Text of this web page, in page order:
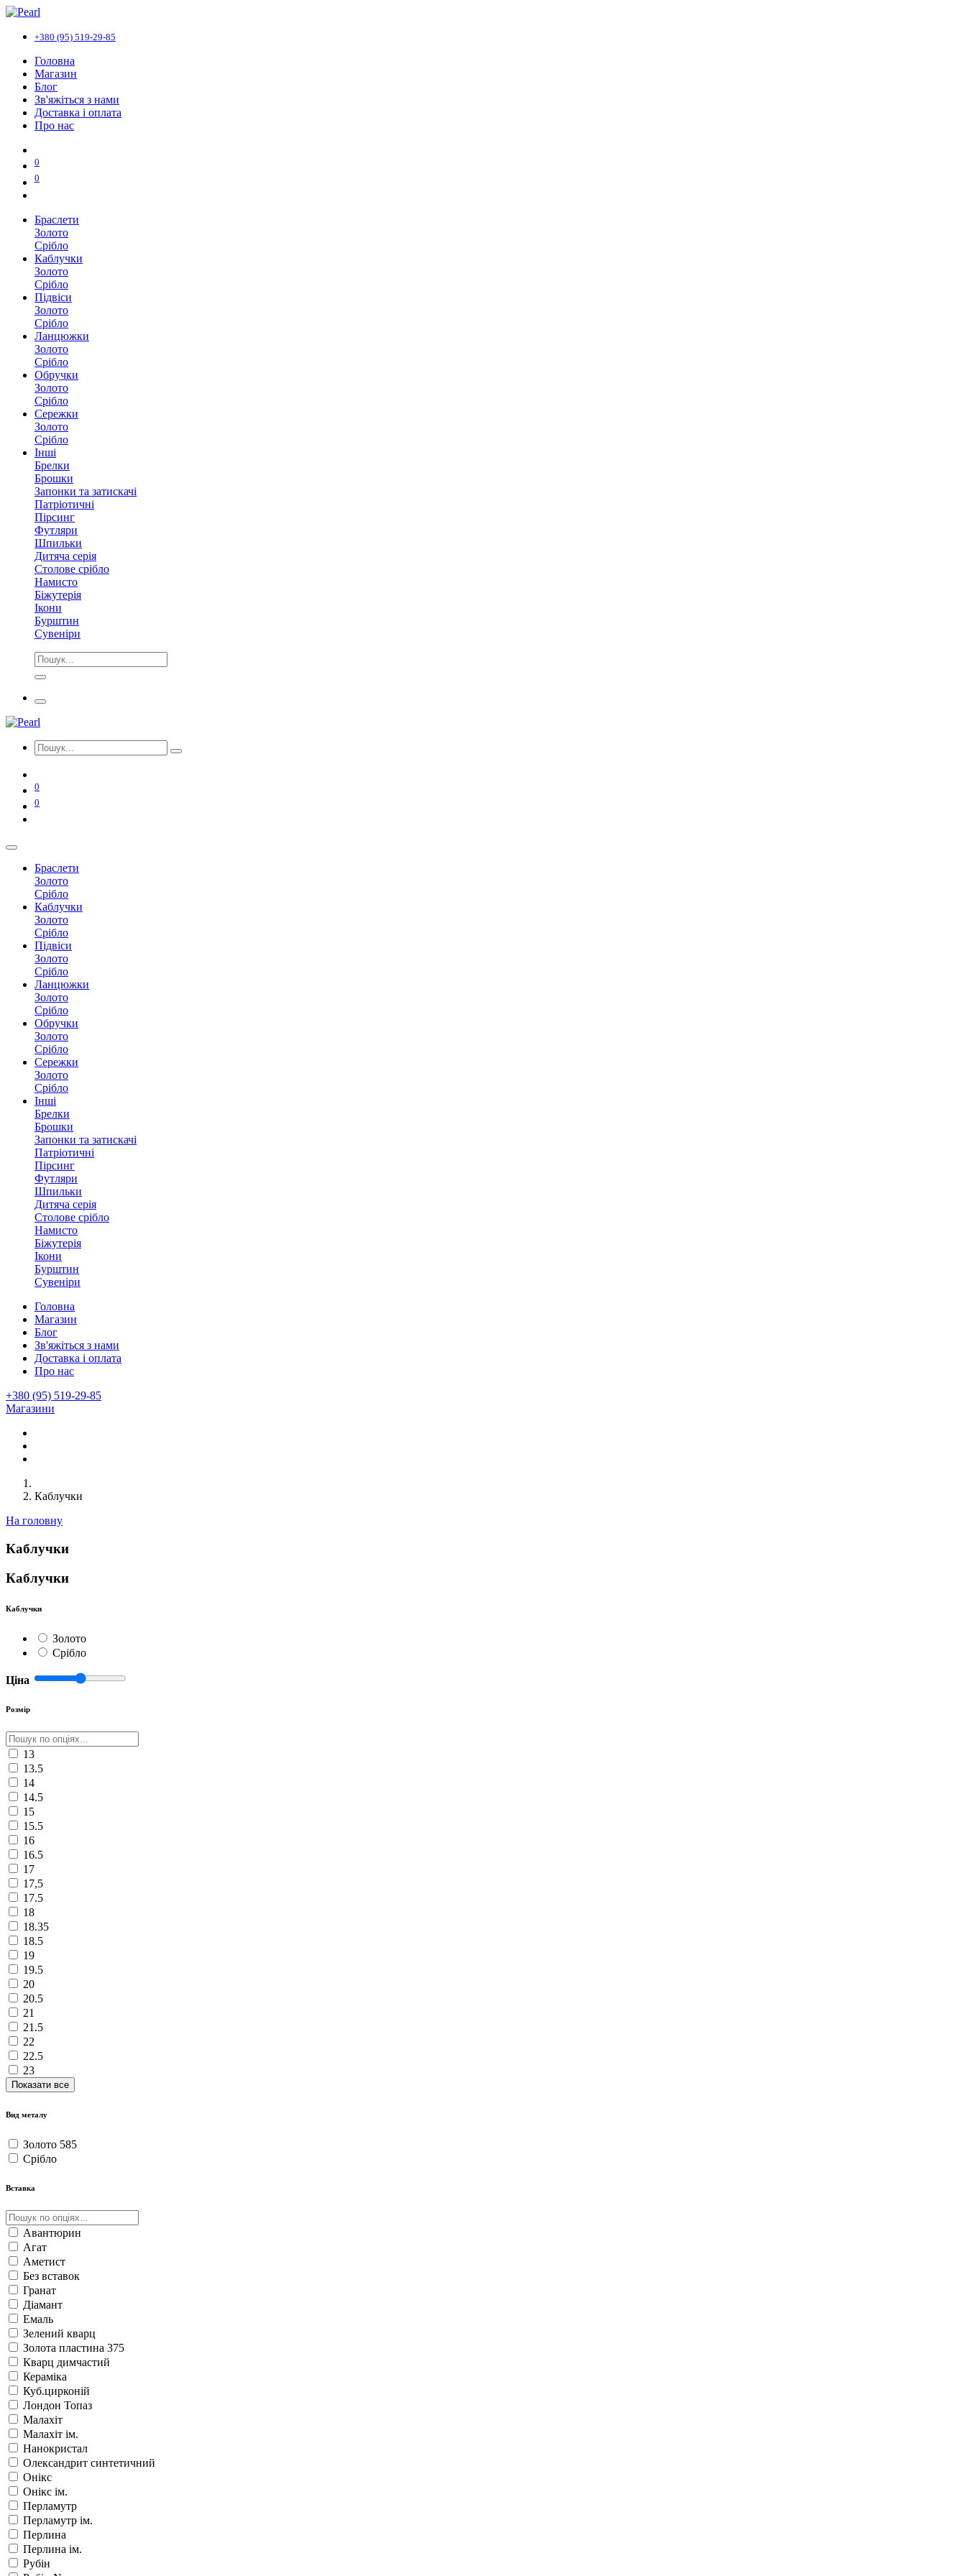
+380 (95) 519-29-85
Головна
Магазин
Блог
Зв'яжіться з нами
Доставка і оплата
Про нас
0
0
Браслети
Золото
Срібло
Каблучки
Золото
Срібло
Підвіси
Золото
Срібло
Ланцюжки
Золото
Срібло
Обручки
Золото
Срібло
Сережки
Золото
Срібло
Інші
Брелки
Брошки
Запонки та затискачі
Патріотичні
Пірсинг
Футляри
Шпильки
Дитяча серія
Столове срібло
Намисто
Біжутерія
Ікони
Бурштин
Сувеніри
0
0
Браслети
Золото
Срібло
Каблучки
Золото
Срібло
Підвіси
Золото
Срібло
Ланцюжки
Золото
Срібло
Обручки
Золото
Срібло
Сережки
Золото
Срібло
Інші
Брелки
Брошки
Запонки та затискачі
Патріотичні
Пірсинг
Футляри
Шпильки
Дитяча серія
Столове срібло
Намисто
Біжутерія
Ікони
Бурштин
Сувеніри
Головна
Магазин
Блог
Зв'яжіться з нами
Доставка і оплата
Про нас
+380 (95) 519-29-85
Магазини
Каблучки
На головну
Каблучки
Каблучки
Каблучки
Золото
Срібло
Ціна
Розмір
13
13.5
14
14.5
15
15.5
16
16.5
17
17,5
17.5
18
18.35
18.5
19
19.5
20
20.5
21
21.5
22
22.5
23
Показати все
Вид металу
Золото 585
Срібло
Вставка
Авантюрин
Агат
Аметист
Без вставок
Гранат
Діамант
Емаль
Зелений кварц
Золота пластина 375
Кварц димчастий
Кераміка
Куб.цирконій
Лондон Топаз
Малахіт
Малахіт ім.
Нанокристал
Олександрит синтетичний
Онікс
Онікс ім.
Перламутр
Перламутр ім.
Перлина
Перлина ім.
Рубін